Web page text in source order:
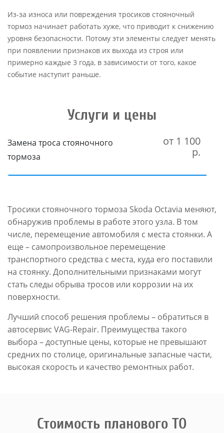
Из-за износа или повреждения тросиков стояночный
тормоз начинает работать хуже, что приводит к снижению
уровня безопасности. Потому эти элементы следует менять
при появлении признаков их выхода из строя или
примерно каждые 3 года, в зависимости от того, какое
событие наступит раньше.
Услуги и цены
Замена троса стояночного
тормоза
от 1 100
р.
Тросики стояночного тормоза Skoda Octavia меняют,
обнаружив проблемы в работе этого узла. В том
числе, перемещение автомобиля с места стоянки. А
еще – самопроизвольное перемещение
транспортного средства с места, куда его поставили
на стоянку. Дополнительными признаками могут
стать следы обрыва тросов или коррозии на их
поверхности.
Лучший способ решения проблемы – обратиться в
автосервис VAG-Repair. Преимущества такого
выбора – доступные цены, которые не превышают
средних по столице, оригинальные запасные части,
высокая скорость и качество ремонтных работ.
Стоимость планового ТО